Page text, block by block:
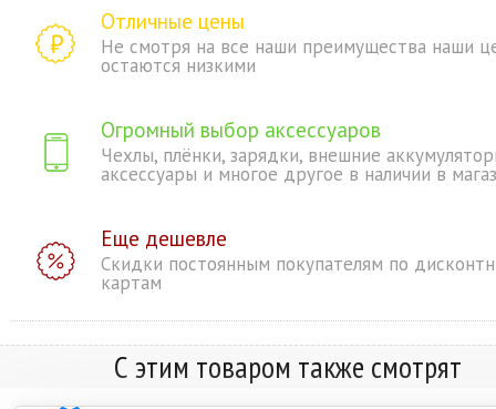
Отличные цены
Не смотря на все наши преимущества наши
остаются низкими
Огромный выбор аксессуаров
Чехлы, плёнки, зарядки, внешние
аксессуары и многое другое в наличии в
Еще дешевле
Скидки постоянным покупателям по
картам
С этим товаром также смотрят